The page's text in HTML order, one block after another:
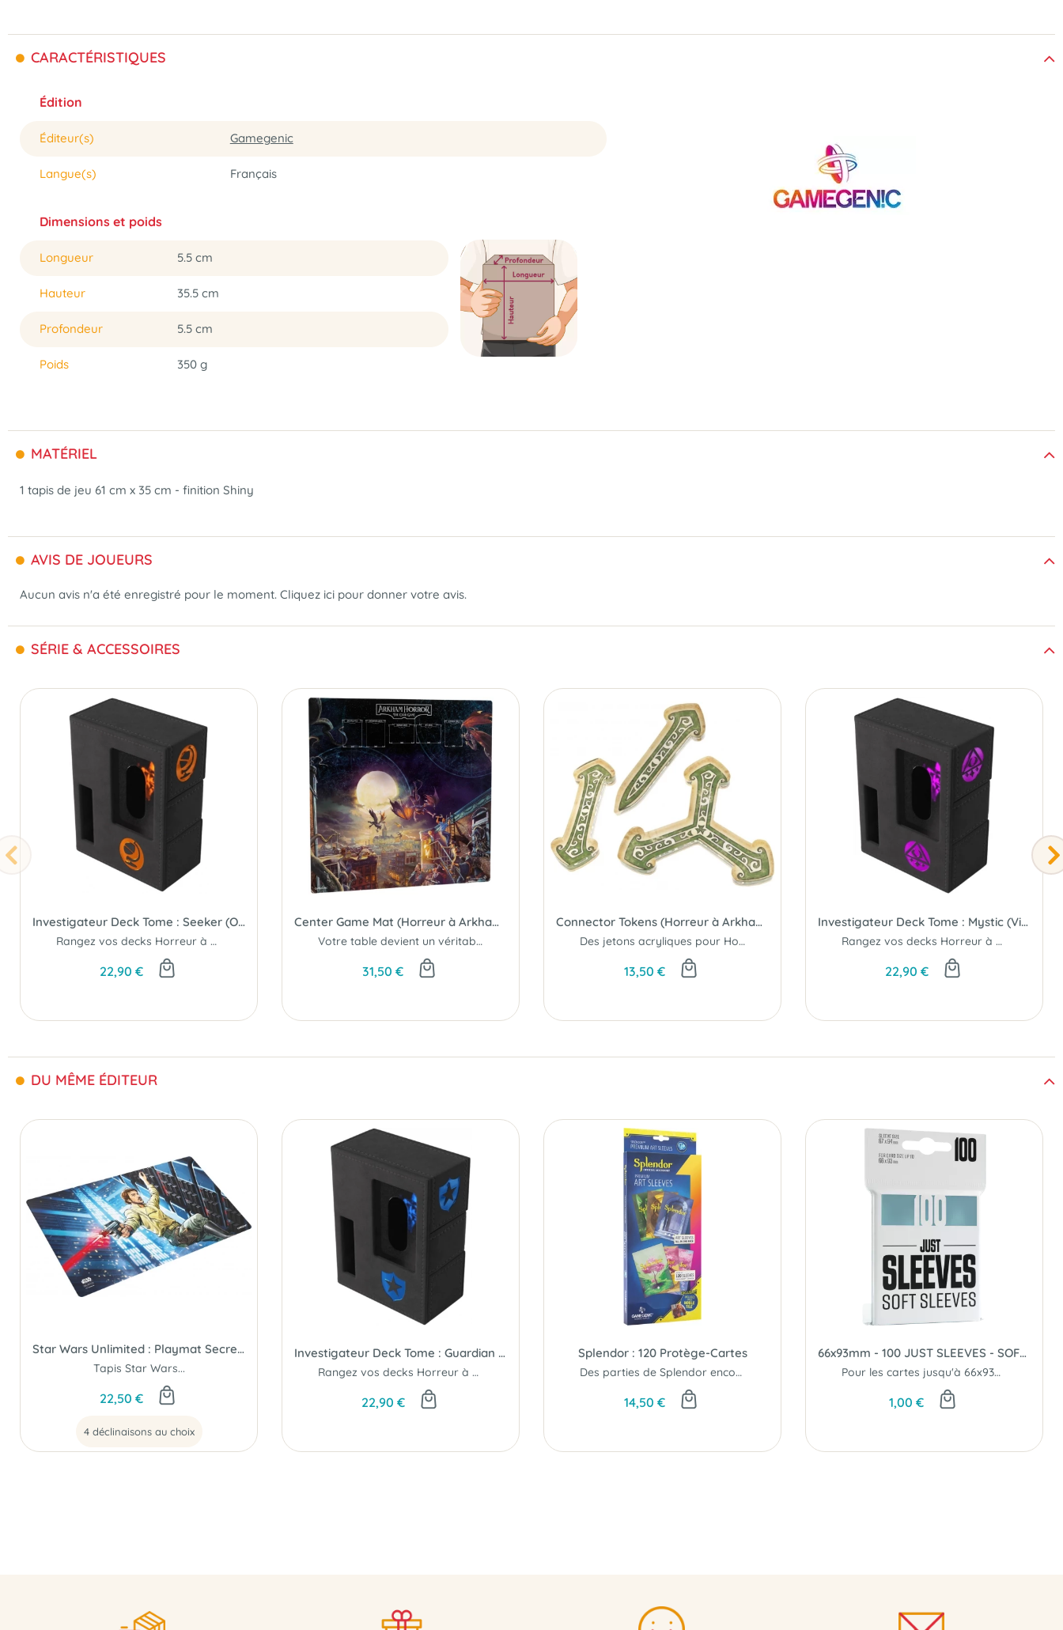
CARACTÉRISTIQUES
Édition
Éditeur(s) Gamegenic
Langue(s) Français
Dimensions et poids
Longueur 5.5 cm
Hauteur 35.5 cm
Profondeur 5.5 cm
Poids 350 g
MATÉRIEL
1 tapis de jeu 61 cm x 35 cm - finition Shiny
AVIS DE JOUEURS
Aucun avis n'a été enregistré pour le moment. Cliquez ici pour donner votre avis.
SÉRIE & ACCESSOIRES
Investigateur Deck Tome : Seeker (Orange) (Horreur à Arkham JCE)
Rangez vos decks Horreur à Arkham JCE...
22,90 €
Center Game Mat (Horreur à Arkham JCE)
Votre table devient un véritable terrain d’enquête...
31,50 €
Connector Tokens (Horreur à Arkham JCE)
Des jetons acryliques pour Horreur à Arkham JCE...
13,50 €
Investigateur Deck Tome : Mystic (Violet) (Horreur à Arkham JCE)
Rangez vos decks Horreur à Arkham JCE...
22,90 €
DU MÊME ÉDITEUR
Star Wars Unlimited : Playmat Secrets du Pouvoir
Tapis Star Wars...
22,50 €
4 déclinaisons au choix
Investigateur Deck Tome : Guardian (Bleu) (Horreur à Arkham JCE)
Rangez vos decks Horreur à Arkham JCE...
22,90 €
Splendor : 120 Protège-Cartes
Des parties de Splendor encore plus immersive...
14,50 €
66x93mm - 100 JUST SLEEVES - SOFT SLEEVES- Gamegenic
Pour les cartes jusqu'à 66x93mm.
1,00 €